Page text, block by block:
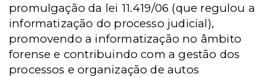
promulgação da lei 11.419/06 (que regulou a
informatização do processo judicial),
promovendo a informatização no âmbito
forense e contribuindo com a gestão dos
processos e organização de autos